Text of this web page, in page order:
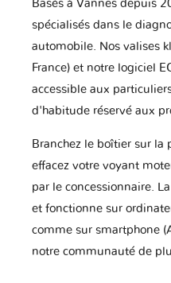
Basés à Vannes depuis
spécialisés dans le
automobile. Nos valises
France) et notre logiciel
accessible aux
d'habitude réservé aux
Branchez le boîtier sur la
effacez votre voyant
par le concessionnaire.
et fonctionne sur
comme sur smartphone
notre communauté de